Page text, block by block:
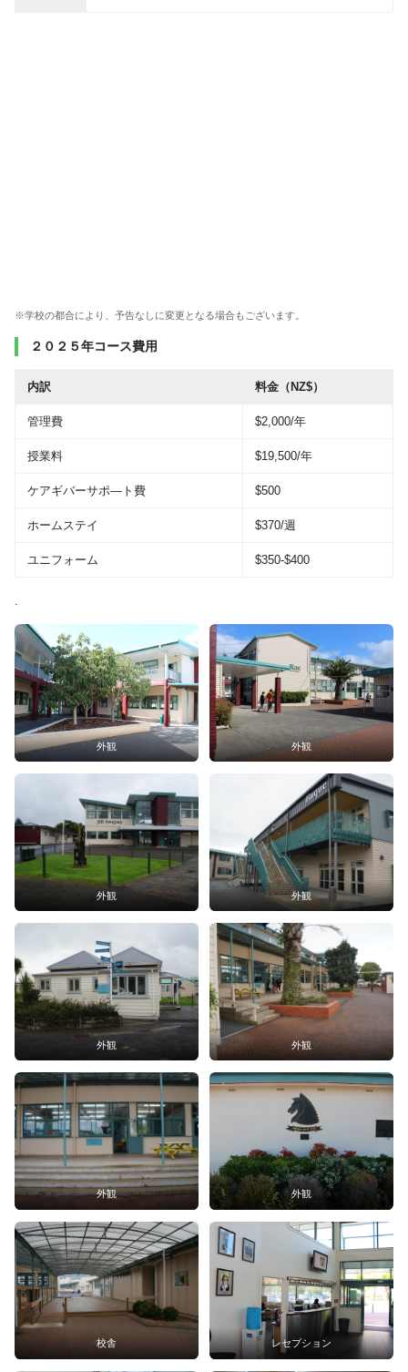
※学校の都合により、予告なしに変更となる場合もございます。
２０２５年コース費用
内訳 料金（NZ$）
管理費 $2,000/年
授業料 $19,500/年
ケアギバーサポ―ト費 $500
ホームステイ $370/週
ユニフォーム $350-$400
外観 外観
外観 外観
外観 外観
外観 外観
校舎 レセプション